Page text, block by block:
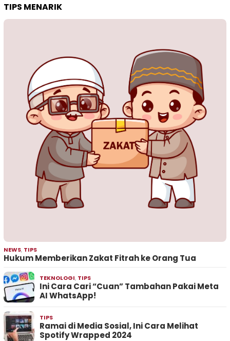
TIPS MENARIK
NEWS, TIPS
Hukum Memberikan Zakat Fitrah ke Orang Tua
TEKNOLOGI, TIPS
Ini Cara Cari “Cuan” Tambahan Pakai Meta
AI WhatsApp!
TIPS
Ramai di Media Sosial, Ini Cara Melihat
Spotify Wrapped 2024